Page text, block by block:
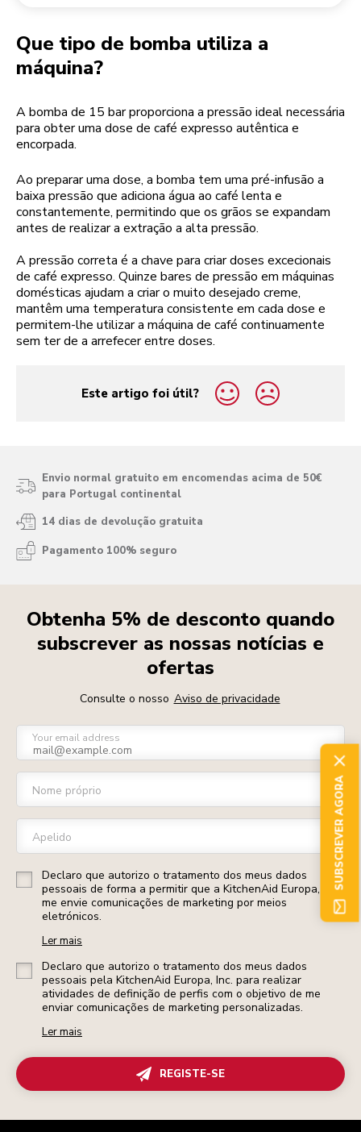
Que tipo de bomba utiliza a
máquina?
A bomba de 15 bar proporciona a pressão ideal necessária
para obter uma dose de café expresso autêntica e
encorpada.
Ao preparar uma dose, a bomba tem uma pré-infusão a
baixa pressão que adiciona água ao café lenta e
constantemente, permitindo que os grãos se expandam
antes de realizar a extração a alta pressão.
A pressão correta é a chave para criar doses excecionais
de café expresso. Quinze bares de pressão em máquinas
domésticas ajudam a criar o muito desejado creme,
mantêm uma temperatura consistente em cada dose e
permitem-lhe utilizar a máquina de café continuamente
sem ter de a arrefecer entre doses.
Este artigo foi útil?
yes
no
Envio normal gratuito em encomendas acima de 50€
para Portugal continental
14 dias de devolução gratuita
Pagamento 100% seguro
Obtenha 5% de desconto quando
subscrever as nossas notícias e
ofertas
Consulte o nosso Aviso de privacidade
Your email address
Nome próprio
Apelido
Declaro que autorizo o tratamento dos meus dados
pessoais de forma a permitir que a KitchenAid Europa, Inc.
me envie comunicações de marketing por meios
eletrónicos.
Ler mais
Declaro que autorizo o tratamento dos meus dados
pessoais pela KitchenAid Europa, Inc. para realizar
atividades de definição de perfis com o objetivo de me
enviar comunicações de marketing personalizadas.
Ler mais
REGISTE-SE
SUBSCREVER AGORA